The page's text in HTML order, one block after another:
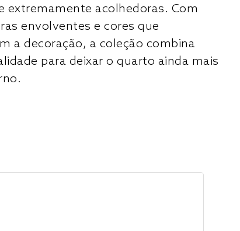
extremamente acolhedoras. Com
envolventes e cores que
a decoração, a coleção combina
para deixar o quarto ainda mais